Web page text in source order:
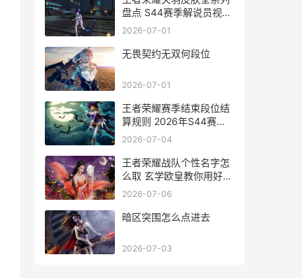
盘点 S44赛季解说员视角
深度解读
2026-07-01
无畏契约无双何段位
2026-07-01
王者荣耀赛季结束段位结
算规则 2026年S44赛季
实战详解
2026-07-04
王者荣耀战队个性名字怎
么取 玄学欧皇教你用好名
字赢在起跑线
2026-07-06
暗区突围怎么点进去
2026-07-03